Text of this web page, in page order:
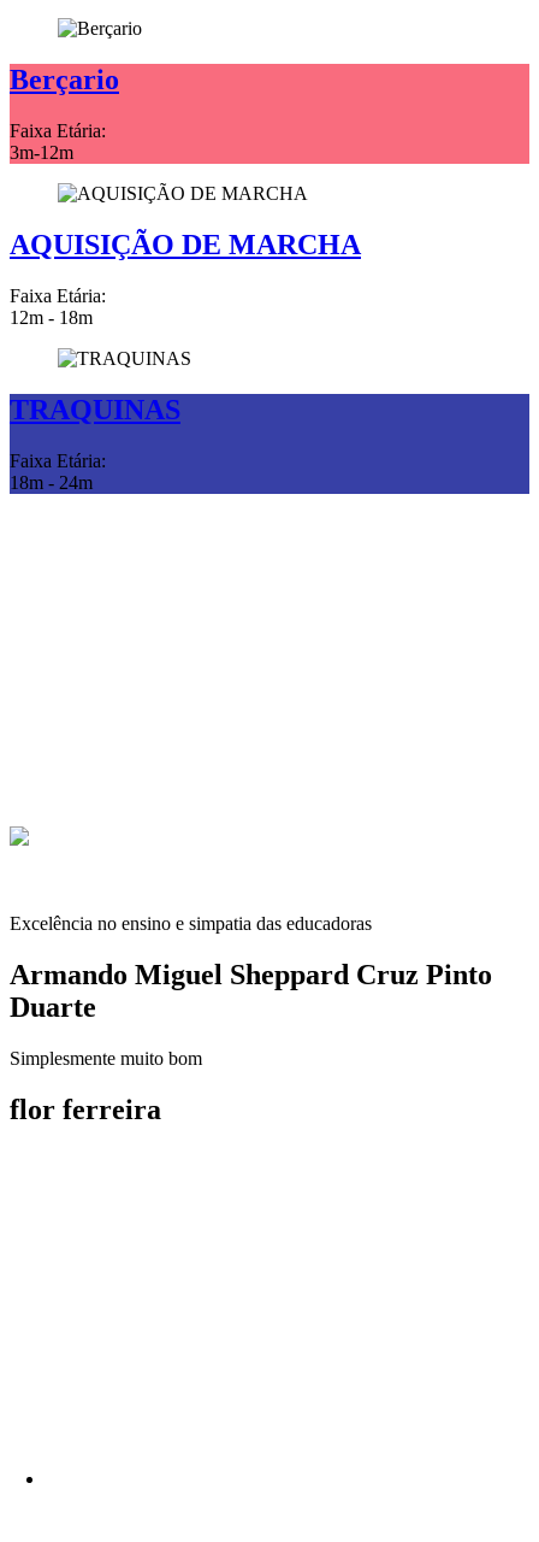
Berçario
Faixa Etária:
3m-12m
AQUISIÇÃO DE MARCHA
Faixa Etária:
12m - 18m
TRAQUINAS
Faixa Etária:
18m - 24m
Excelência no ensino e simpatia das educadoras
Armando Miguel Sheppard Cruz Pinto
Duarte
Simplesmente muito bom
flor ferreira